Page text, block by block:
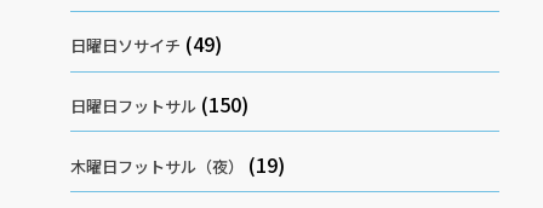
日曜日ソサイチ (49)
日曜日フットサル (150)
木曜日フットサル（夜） (19)